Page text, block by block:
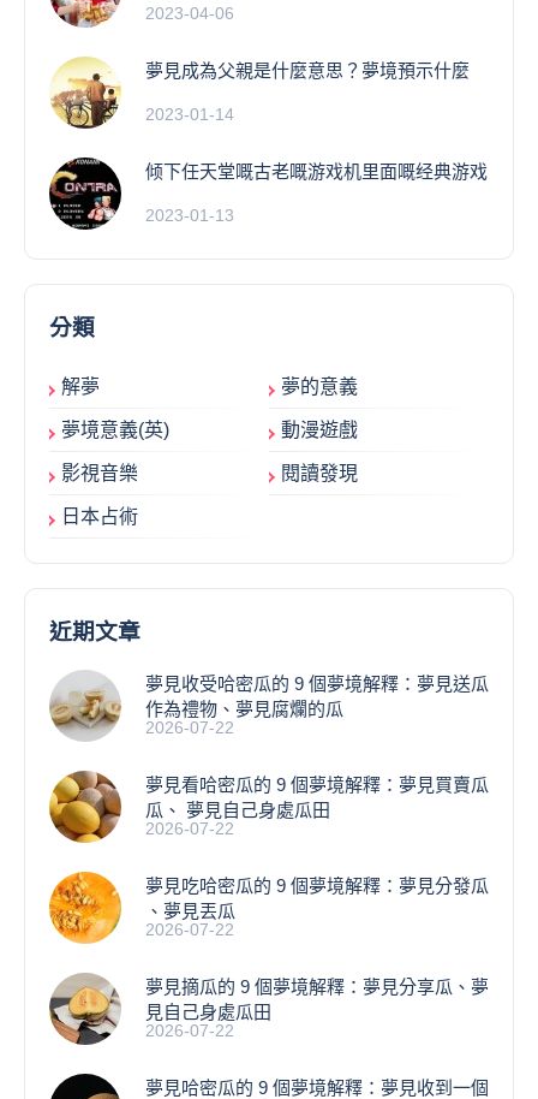
2023-04-06
夢見成為父親是什麼意思？夢境預示什麼
2023-01-14
倾下任天堂嘅古老嘅游戏机里面嘅经典游戏
2023-01-13
分類
解夢 夢的意義
夢境意義(英) 動漫遊戲
影視音樂 閱讀發現
日本占術
近期文章
夢見收受哈密瓜的 9 個夢境解釋：夢見送瓜
作為禮物、夢見腐爛的瓜
2026-07-22
夢見看哈密瓜的 9 個夢境解釋：夢見買賣瓜
瓜、 夢見自己身處瓜田
2026-07-22
夢見吃哈密瓜的 9 個夢境解釋：夢見分發瓜
、夢見丟瓜
2026-07-22
夢見摘瓜的 9 個夢境解釋：夢見分享瓜、夢
見自己身處瓜田
2026-07-22
夢見哈密瓜的 9 個夢境解釋：夢見收到一個